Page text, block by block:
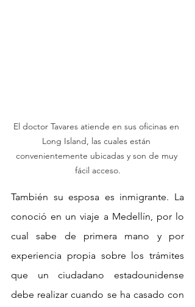
El doctor Tavares atiende en sus oficinas en
Long Island, las cuales están
convenientemente ubicadas y son de muy
fácil acceso.
También su esposa es inmigrante. La
conoció en un viaje a Medellín, por lo
cual sabe de primera mano y por
experiencia propia sobre los trámites
que un ciudadano estadounidense
debe realizar cuando se ha casado con